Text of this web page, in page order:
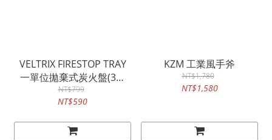
VELTRIX FIRESTOP TRAY
一單位拋棄式炭火盤(3入
組)
NT$799
NT$590
KZM 工業風手斧
NT$1,780
NT$1,580